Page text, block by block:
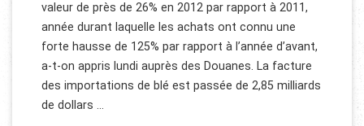
valeur de près de 26% en 2012 par rapport à 2011,
année durant laquelle les achats ont connu une
forte hausse de 125% par rapport à l’année d’avant,
a-t-on appris lundi auprès des Douanes. La facture
des importations de blé est passée de 2,85 milliards
de dollars …